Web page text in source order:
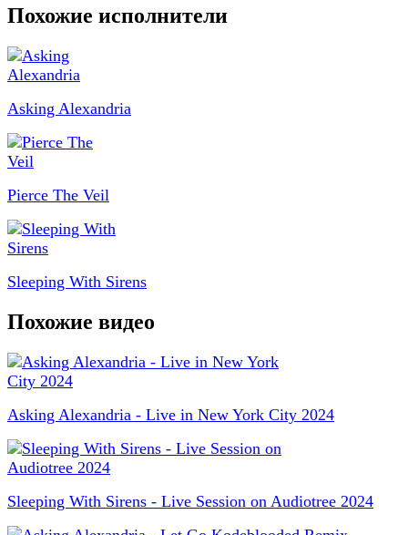
Похожие исполнители
Asking Alexandria
Pierce The Veil
Sleeping With Sirens
Похожие видео
Asking Alexandria - Live in New York City 2024
Sleeping With Sirens - Live Session on Audiotree 2024